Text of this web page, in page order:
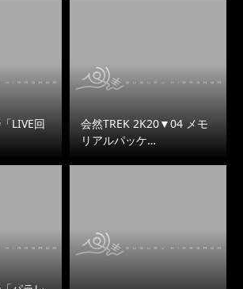
LIVE回
会然TREK 2K20▼04 メモ
リアルパッケ…